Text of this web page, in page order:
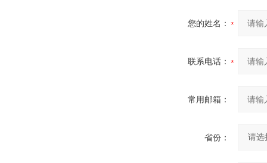
您的姓名：
联系电话：
常用邮箱：
省份：